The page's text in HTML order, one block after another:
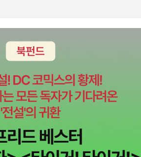
백두산은 민족의 기운이 서
까지 그 땅을 밟는 방법은 없다. 유일한 방
산의 반쪽인 장백산을 오르는 것이다. 장
인간과 생물권(MAB) 계획에 의해 생물
생태조사가 이루어지고 있는데, 저자 차윤
다. 그 여정을 담은 것이 이 책의 3부에 실
는 물론 물과 세월이 만들어낸 금강대협곡,